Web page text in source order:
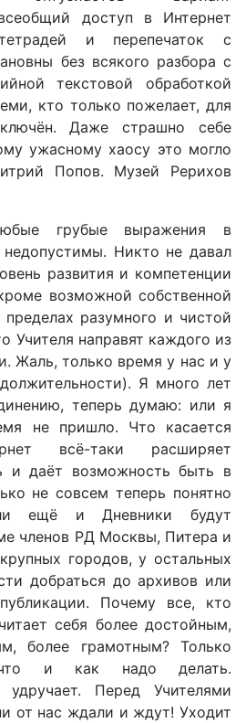
доступ в Интернет
и перепечаток с
без всякого разбора с
текстовой обработкой
кто только пожелает, для
Даже страшно себе
ужасному хаосу это могло
Попов. Музей Рерихов
грубые выражения в
Никто не давал
развития и компетенции
возможной собственной
разумного и чистой
Учителя направят каждого из
Жаль, только время у нас и у
Я много лет
теперь думаю: или я
не пришло. Что касается
всё-таки расширяет
и даёт возможность быть в
не совсем теперь понятно
ещё и Дневники будут
членов РД Москвы, Питера и
городов, у остальных
добраться до архивов или
Почему все, кто
себя более достойным,
более грамотным? Только
и как надо делать.
Перед Учителями
от нас ждали и ждут! Уходит